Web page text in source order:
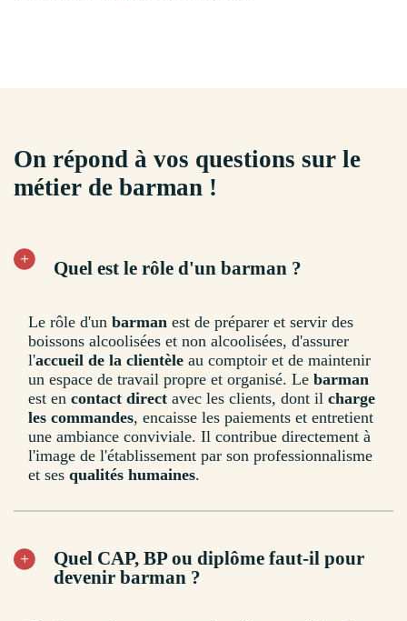
On répond à vos questions sur le
métier de barman !
Quel est le rôle d'un barman ?
Le rôle d'un barman est de préparer et servir des
boissons alcoolisées et non alcoolisées, d'assurer
l'accueil de la clientèle au comptoir et de maintenir
un espace de travail propre et organisé. Le barman
est en contact direct avec les clients, dont il charge
les commandes, encaisse les paiements et entretient
une ambiance conviviale. Il contribue directement à
l'image de l'établissement par son professionnalisme
et ses qualités humaines.
Quel CAP, BP ou diplôme faut-il pour
devenir barman ?